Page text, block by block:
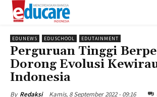
EDUNEWS EDUSCHOOL EDUTAINMENT
Perguruan Tinggi
Dorong Evolusi
Indonesia
By Redaksi Kamis, 8 September 2022 - 09:16